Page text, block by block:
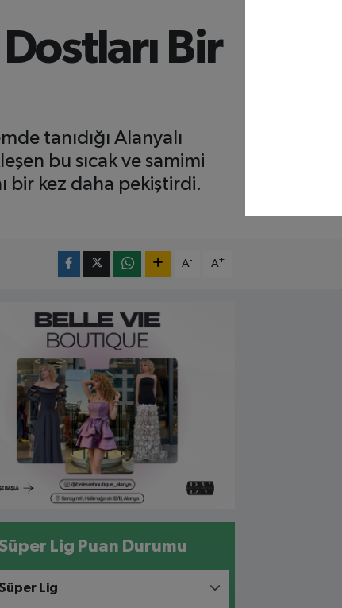
Bir
tanıdığı Alanyalı
bu sıcak ve samimi
bir kez daha pekiştirdi.
A- A+
Lig Puan Durumu
Süper Lig